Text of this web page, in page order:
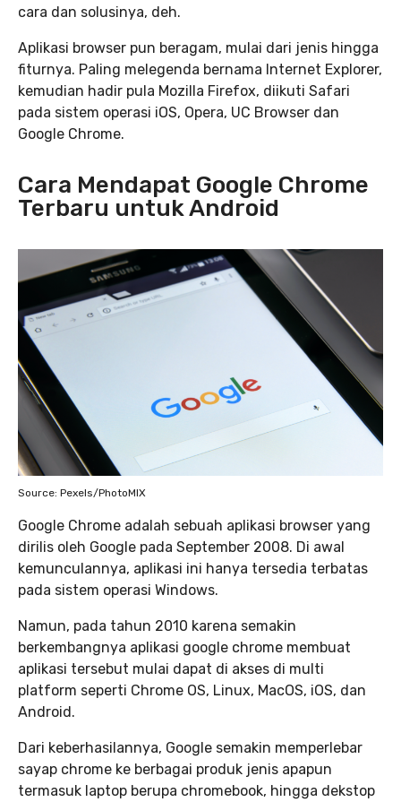
cara dan solusinya, deh.
Aplikasi browser pun beragam, mulai dari jenis hingga
fiturnya. Paling melegenda bernama Internet Explorer,
kemudian hadir pula Mozilla Firefox, diikuti Safari
pada sistem operasi iOS, Opera, UC Browser dan
Google Chrome.
Cara Mendapat Google Chrome
Terbaru untuk Android
Source: Pexels/PhotoMIX
Google Chrome adalah sebuah aplikasi browser yang
dirilis oleh Google pada September 2008. Di awal
kemunculannya, aplikasi ini hanya tersedia terbatas
pada sistem operasi Windows.
Namun, pada tahun 2010 karena semakin
berkembangnya aplikasi google chrome membuat
aplikasi tersebut mulai dapat di akses di multi
platform seperti Chrome OS, Linux, MacOS, iOS, dan
Android.
Dari keberhasilannya, Google semakin memperlebar
sayap chrome ke berbagai produk jenis apapun
termasuk laptop berupa chromebook, hingga dekstop